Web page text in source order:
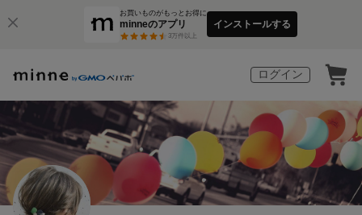
お買いものがもっとお得に
minneのアプリ
3万件以上
インストールする
ログイン